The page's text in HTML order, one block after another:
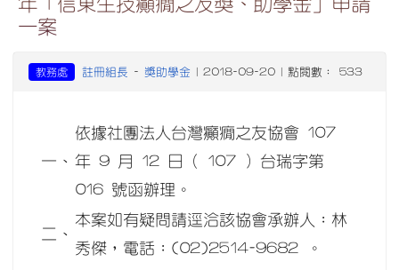
一案
教務處 註冊組長 - 獎助學金 | 2018-09-20 | 點閱數： 533
一、
依據社團法人台灣癲癇之友協會 107
年 9 月 12 日（ 107 ）台瑞字第
016 號函辦理。
二、
本案如有疑問請逕洽該協會承辦人：林
秀傑，電話：(02)2514-9682 。